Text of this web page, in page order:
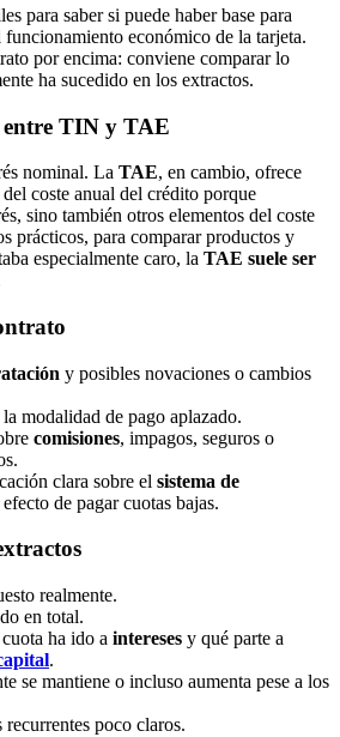
para saber si puede haber base para
funcionamiento económico de la tarjeta.
por encima: conviene comparar lo
ha sucedido en los extractos.
TIN y TAE
nominal. La TAE, en cambio, ofrece
coste anual del crédito porque
sino también otros elementos del coste
prácticos, para comparar productos y
especialmente caro, la TAE suele ser
y posibles novaciones o cambios
modalidad de pago aplazado.
comisiones, impagos, seguros o
clara sobre el sistema de
de pagar cuotas bajas.
realmente.
en total.
ha ido a intereses y qué parte a
.
se mantiene o incluso aumenta pese a los
recurrentes poco claros.